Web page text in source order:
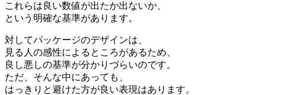
これらは良い数値が出たか出ないか、
という明確な基準があります。
対してパッケージのデザインは、
見る人の感性によるところがあるため、
良し悪しの基準が分かりづらいのです。
ただ、そんな中にあっても、
はっきりと避けた方が良い表現はあります。